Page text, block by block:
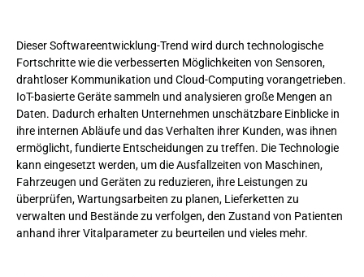
Dieser Softwareentwicklung-Trend wird durch technologische
Fortschritte wie die verbesserten Möglichkeiten von Sensoren,
drahtloser Kommunikation und Cloud-Computing vorangetrieben.
IoT-basierte Geräte sammeln und analysieren große Mengen an
Daten. Dadurch erhalten Unternehmen unschätzbare Einblicke in
ihre internen Abläufe und das Verhalten ihrer Kunden, was ihnen
ermöglicht, fundierte Entscheidungen zu treffen. Die Technologie
kann eingesetzt werden, um die Ausfallzeiten von Maschinen,
Fahrzeugen und Geräten zu reduzieren, ihre Leistungen zu
überprüfen, Wartungsarbeiten zu planen, Lieferketten zu
verwalten und Bestände zu verfolgen, den Zustand von Patienten
anhand ihrer Vitalparameter zu beurteilen und vieles mehr.